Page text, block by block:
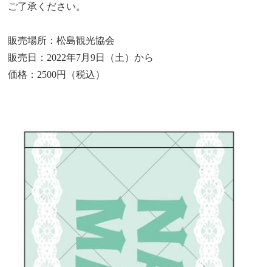
ご了承ください。
販売場所：松島観光協会
販売日：2022年7月9日（土）から
価格：2500円（税込）